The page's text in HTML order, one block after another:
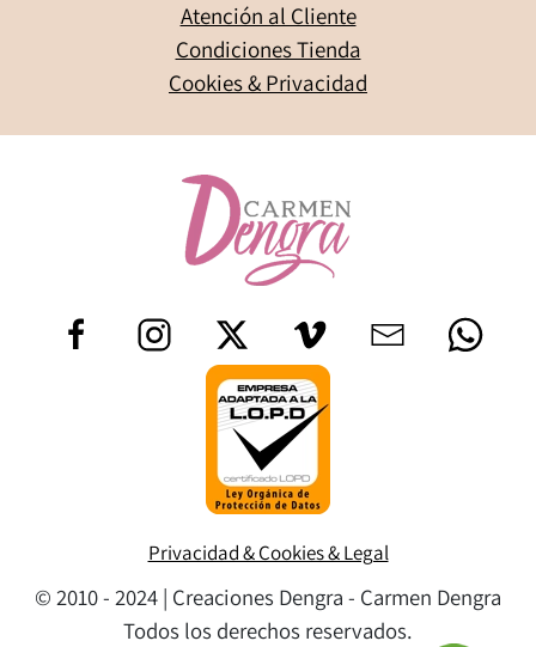
Atención al Cliente
Condiciones Tienda
Cookies & Privacidad
Privacidad & Cookies & Legal
© 2010 - 2024 | Creaciones Dengra - Carmen Dengra
Todos los derechos reservados.